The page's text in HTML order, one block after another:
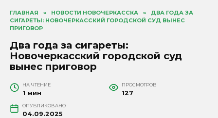
ГЛАВНАЯ » НОВОСТИ НОВОЧЕРКАССКА »
ДВА ГОДА ЗА
СИГАРЕТЫ: НОВОЧЕРКАССКИЙ ГОРОДСКОЙ СУД ВЫНЕС
ПРИГОВОР
Два года за сигареты:
Новочеркасский городской суд
вынес приговор
НА ЧТЕНИЕ
1 мин
ПРОСМОТРОВ
127
ОПУБЛИКОВАНО
04.09.2025